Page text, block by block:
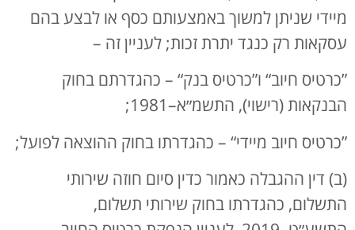
מיידי שניתן למשוך באמצעותם כסף או לבצע בהם
עסקאות רק כנגד יתרת זכות; לעניין זה –
”כרטיס חיוב“ ו”כרטיס בנק“ – כהגדרתם בחוק
הבנקאות (רישוי), התשמ״א–1981;
”כרטיס חיוב מיידי“ – כהגדרתו בחוק ההוצאה לפועל;
(ב) דין ההגבלה כאמור כדין סיום חוזה שירותי
התשלום, כהגדרתו בחוק שירותי תשלום,